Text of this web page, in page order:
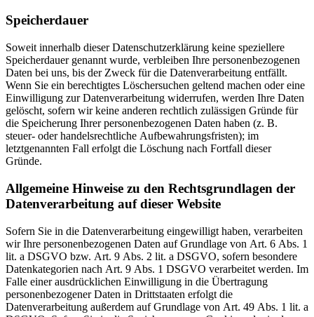
Speicherdauer
Soweit innerhalb dieser Datenschutzerklärung keine speziellere
Speicherdauer genannt wurde, verbleiben Ihre personenbezogenen
Daten bei uns, bis der Zweck für die Datenverarbeitung entfällt.
Wenn Sie ein berechtigtes Löschersuchen geltend machen oder eine
Einwilligung zur Datenverarbeitung widerrufen, werden Ihre Daten
gelöscht, sofern wir keine anderen rechtlich zulässigen Gründe für
die Speicherung Ihrer personenbezogenen Daten haben (z. B.
steuer- oder handelsrechtliche Aufbewahrungsfristen); im
letztgenannten Fall erfolgt die Löschung nach Fortfall dieser
Gründe.
Allgemeine Hinweise zu den Rechtsgrundlagen der
Datenverarbeitung auf dieser Website
Sofern Sie in die Datenverarbeitung eingewilligt haben, verarbeiten
wir Ihre personenbezogenen Daten auf Grundlage von Art. 6 Abs. 1
lit. a DSGVO bzw. Art. 9 Abs. 2 lit. a DSGVO, sofern besondere
Datenkategorien nach Art. 9 Abs. 1 DSGVO verarbeitet werden. Im
Falle einer ausdrücklichen Einwilligung in die Übertragung
personenbezogener Daten in Drittstaaten erfolgt die
Datenverarbeitung außerdem auf Grundlage von Art. 49 Abs. 1 lit. a